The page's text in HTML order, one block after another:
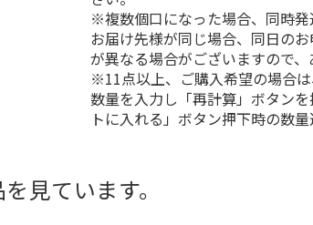
※複数個口になった場合、同時
お届け先様が同じ場合、同日の
が異なる場合がございますので、
※11点以上、ご購入希望の場合
数量を入力し「再計算」ボタン
トに入れる」ボタン押下時の数量
見ています。